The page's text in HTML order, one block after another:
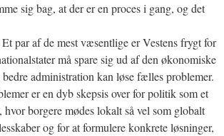
sig bag, at der er en proces i gang, og det
Et par af de mest væsentlige er Vestens frygt for
må spare sig ud af den økonomiske
administration kan løse fælles problemer.
er en dyb skepsis over for politik som et
hvor borgere mødes lokalt så vel som globalt
og for at formulere konkrete løsninger,